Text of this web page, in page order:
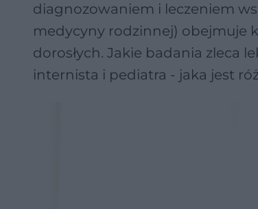
diagnozowaniem i leczeniem
medycyny rodzinnej) obejmuje
dorosłych. Jakie badania zleca
internista i pediatra - jaka jest